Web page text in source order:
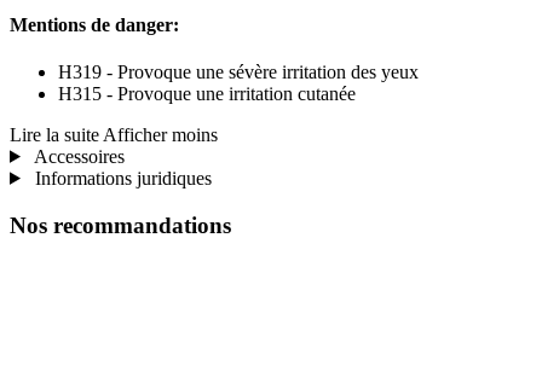
Mentions de danger:
H319 - Provoque une sévère irritation des yeux
H315 - Provoque une irritation cutanée
Lire la suite Afficher moins
Accessoires
Informations juridiques
Nos recommandations